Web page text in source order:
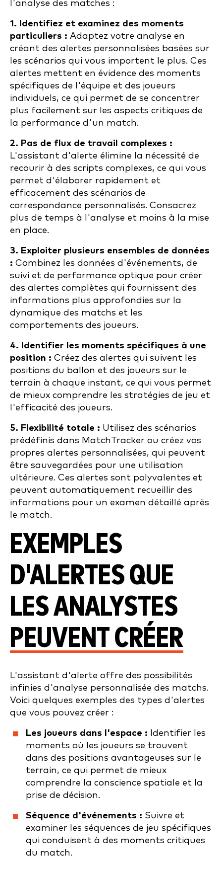
l'analyse des matches :
1. Identifiez et examinez des moments
particuliers : Adaptez votre analyse en
créant des alertes personnalisées basées sur
les scénarios qui vous importent le plus. Ces
alertes mettent en évidence des moments
spécifiques de l'équipe et des joueurs
individuels, ce qui permet de se concentrer
plus facilement sur les aspects critiques de
la performance d'un match.
2. Pas de flux de travail complexes :
L'assistant d'alerte élimine la nécessité de
recourir à des scripts complexes, ce qui vous
permet d'élaborer rapidement et
efficacement des scénarios de
correspondance personnalisés. Consacrez
plus de temps à l'analyse et moins à la mise
en place.
3. Exploiter plusieurs ensembles de données
: Combinez les données d'événements, de
suivi et de performance optique pour créer
des alertes complètes qui fournissent des
informations plus approfondies sur la
dynamique des matchs et les
comportements des joueurs.
4. Identifier les moments spécifiques à une
position : Créez des alertes qui suivent les
positions du ballon et des joueurs sur le
terrain à chaque instant, ce qui vous permet
de mieux comprendre les stratégies de jeu et
l'efficacité des joueurs.
5. Flexibilité totale : Utilisez des scénarios
prédéfinis dans MatchTracker ou créez vos
propres alertes personnalisées, qui peuvent
être sauvegardées pour une utilisation
ultérieure. Ces alertes sont polyvalentes et
peuvent automatiquement recueillir des
informations pour un examen détaillé après
le match.
EXEMPLES
D'ALERTES QUE
LES ANALYSTES
PEUVENT CRÉER
L'assistant d'alerte offre des possibilités
infinies d'analyse personnalisée des matchs.
Voici quelques exemples des types d'alertes
que vous pouvez créer :
Les joueurs dans l'espace : Identifier les
moments où les joueurs se trouvent
dans des positions avantageuses sur le
terrain, ce qui permet de mieux
comprendre la conscience spatiale et la
prise de décision.
Séquence d'événements : Suivre et
examiner les séquences de jeu spécifiques
qui conduisent à des moments critiques
du match.